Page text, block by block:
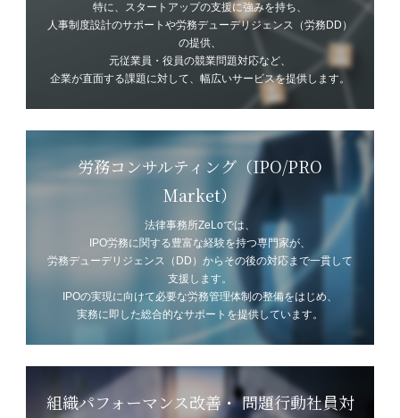
特に、スタートアップの支援に強みを持ち、
人事制度設計のサポートや労務デューデリジェンス（労務DD）
の提供、
元従業員・役員の競業問題対応など、
企業が直面する課題に対して、幅広いサービスを提供します。
労務コンサルティング（IPO/PRO
Market）
法律事務所ZeLoでは、
IPO労務に関する豊富な経験を持つ専門家が、
労務デューデリジェンス（DD）からその後の対応まで一貫して
支援します。
IPOの実現に向けて必要な労務管理体制の整備をはじめ、
実務に即した総合的なサポートを提供しています。
組織パフォーマンス改善・問題行動社員対